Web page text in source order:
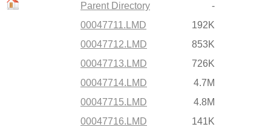
Parent Directory
-
00047711.LMD
192K
00047712.LMD
853K
00047713.LMD
726K
00047714.LMD
4.7M
00047715.LMD
4.8M
00047716.LMD
141K